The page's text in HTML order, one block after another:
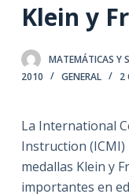
n
n
d
o
Klein y
MATEMÁTICAS Y
2010
GENERAL 2
La International
Instruction (ICMI)
medallas Klein y
importantes en